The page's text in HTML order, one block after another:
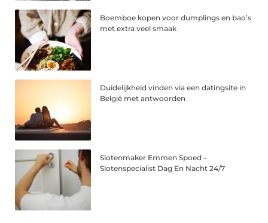
Boemboe kopen voor dumplings en bao’s
met extra veel smaak
Duidelijkheid vinden via een datingsite in
België met antwoorden
Slotenmaker Emmen Spoed –
Slotenspecialist Dag En Nacht 24/7